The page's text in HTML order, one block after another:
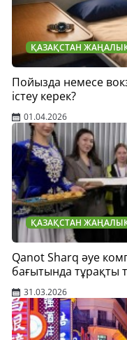
ҚАЗАҚСТАН
Пойызда немесе
істеу керек?
01.04.2026
ҚАЗАҚСТАН
Qanot Sharq әуе
бағытында тұрақты
31.03.2026